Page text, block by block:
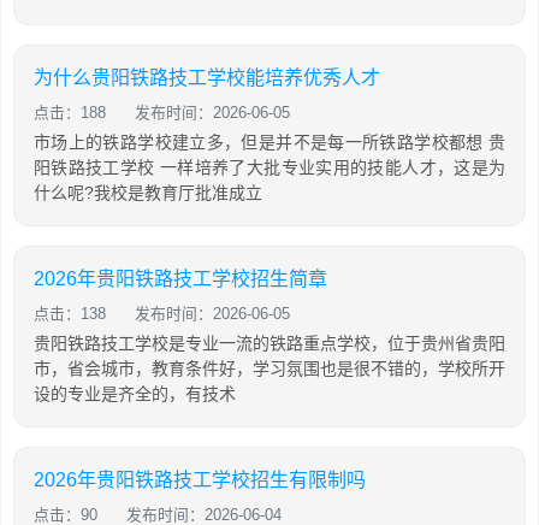
为什么贵阳铁路技工学校能培养优秀人才
点击：188 发布时间：2026-06-05
市场上的铁路学校建立多，但是并不是每一所铁路学校都想 贵
阳铁路技工学校 一样培养了大批专业实用的技能人才，这是为
什么呢?我校是教育厅批准成立
2026年贵阳铁路技工学校招生简章
点击：138 发布时间：2026-06-05
贵阳铁路技工学校是专业一流的铁路重点学校，位于贵州省贵阳
市，省会城市，教育条件好，学习氛围也是很不错的，学校所开
设的专业是齐全的，有技术
2026年贵阳铁路技工学校招生有限制吗
点击：90 发布时间：2026-06-04